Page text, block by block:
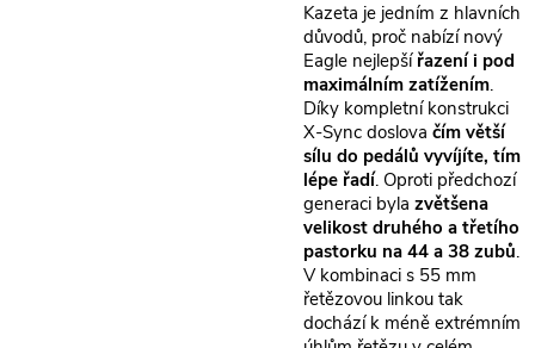
Kazeta je jedním z hlavních
důvodů, proč nabízí nový
Eagle nejlepší řazení i pod
maximálním zatížením.
Díky kompletní konstrukci
X-Sync doslova čím větší
sílu do pedálů vyvíjíte, tím
lépe řadí. Oproti předchozí
generaci byla zvětšena
velikost druhého a třetího
pastorku na 44 a 38 zubů.
V kombinaci s 55 mm
řetězovou linkou tak
dochází k méně extrémním